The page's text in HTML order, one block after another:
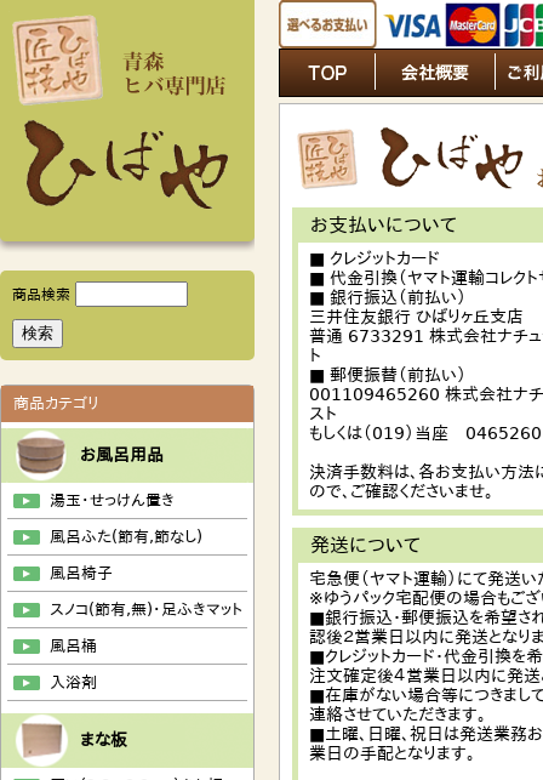
商品検索
商品カテゴリ
お風呂用品
湯玉・せっけん置き
風呂ふた(節有,節なし)
風呂椅子
スノコ(節有,無)・足ふきマット
風呂桶
入浴剤
まな板
お支払いについて
■ クレジットカード
■ 代金引換（ヤマト運輸コレクト
■ 銀行振込（前払い）
三井住友銀行 ひばりヶ丘支店
普通 6733291 株式会社ナチュ
ト
■ 郵便振替（前払い）
001109465260 株式会社ナチ
スト
もしくは（019）当座 0465260
決済手数料は、各お支払い方法
ので、ご確認くださいませ。
発送について
宅急便（ヤマト運輸）にて発送い
※ゆうパック宅配便の場合もござ
■銀行振込・郵便振込を希望さ
認後２営業日以内に発送となりま
■クレジットカード・代金引換を
注文確定後４営業日以内に発送
■在庫がない場合等につきまし
連絡させていただきます。
■土曜、日曜、祝日は発送業務
業日の手配となります。